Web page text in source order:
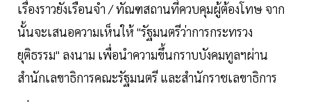
เรื่องราวยังเรือนจำ / ทัณฑสถานที่ควบคุมผู้ต้องโทษ จาก
นั้นจะเสนอความเห็นให้ "รัฐมนตรีว่าการกระทรวง
ยุติธรรม" ลงนาม เพื่อนำความขึ้นกราบบังคมทูลฯผ่าน
สำนักเลขาธิการคณะรัฐมนตรี และสำนักราชเลขาธิการ